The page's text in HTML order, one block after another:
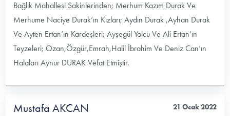
Bağlık Mahallesi Sakinlerinden; Merhum Kazım Durak Ve
Merhume Naciye Durak’ın Kızları; Aydın Durak ,Ayhan Durak
Ve Ayten Ertan’ın Kardeşleri; Ayşegül Yolcu Ve Ali Ertan’ın
Teyzeleri; Ozan,Özgür,Emrah,Halil İbrahim Ve Deniz Can’ın
Halaları Aynur DURAK Vefat Etmiştir.
Mustafa AKCAN 21 Ocak 2022